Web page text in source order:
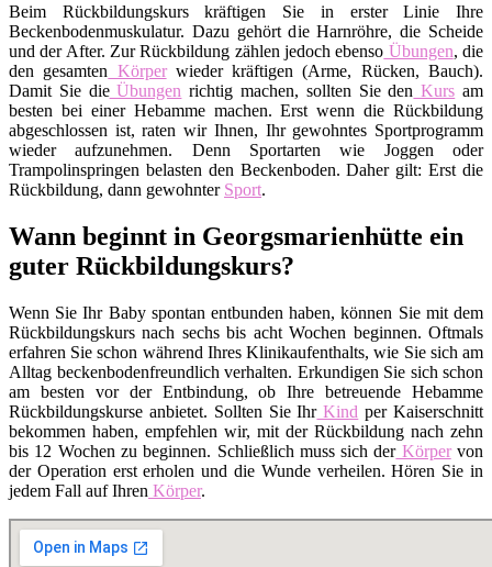
Beim Rückbildungskurs kräftigen Sie in erster Linie Ihre
Beckenbodenmuskulatur. Dazu gehört die Harnröhre, die Scheide
und der After. Zur Rückbildung zählen jedoch ebenso Übungen, die
den gesamten Körperwieder kräftigen (Arme, Rücken, Bauch).
Damit Sie dieÜbungen richtig machen, sollten Sie den Kurs am
besten bei einer Hebamme machen. Erst wenn die Rückbildung
abgeschlossen ist, raten wir Ihnen, Ihr gewohntes Sportprogramm
wieder aufzunehmen. Denn Sportarten wie Joggen oder
Trampolinspringen belasten den Beckenboden. Daher gilt: Erst die
Rückbildung, dann gewohnter Sport.
Wann beginnt in Georgsmarienhütte ein
guter Rückbildungskurs?
Wenn Sie Ihr Baby spontan entbunden haben, können Sie mit dem
Rückbildungskurs nach sechs bis acht Wochen beginnen. Oftmals
erfahren Sie schon während Ihres Klinikaufenthalts, wie Sie sich am
Alltag beckenbodenfreundlich verhalten. Erkundigen Sie sich schon
am besten vor der Entbindung, ob Ihre betreuende Hebamme
Rückbildungskurse anbietet. Sollten Sie IhrKind per Kaiserschnitt
bekommen haben, empfehlen wir, mit der Rückbildung nach zehn
bis 12 Wochen zu beginnen. Schließlich muss sich derKörpervon
der Operation erst erholen und die Wunde verheilen. Hören Sie in
jedem Fall auf Ihren Körper.